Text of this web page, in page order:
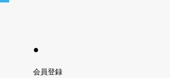
●
会員登録